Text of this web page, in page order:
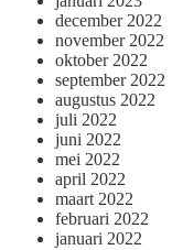
december 2022
november 2022
oktober 2022
september 2022
augustus 2022
juli 2022
juni 2022
mei 2022
april 2022
maart 2022
februari 2022
januari 2022